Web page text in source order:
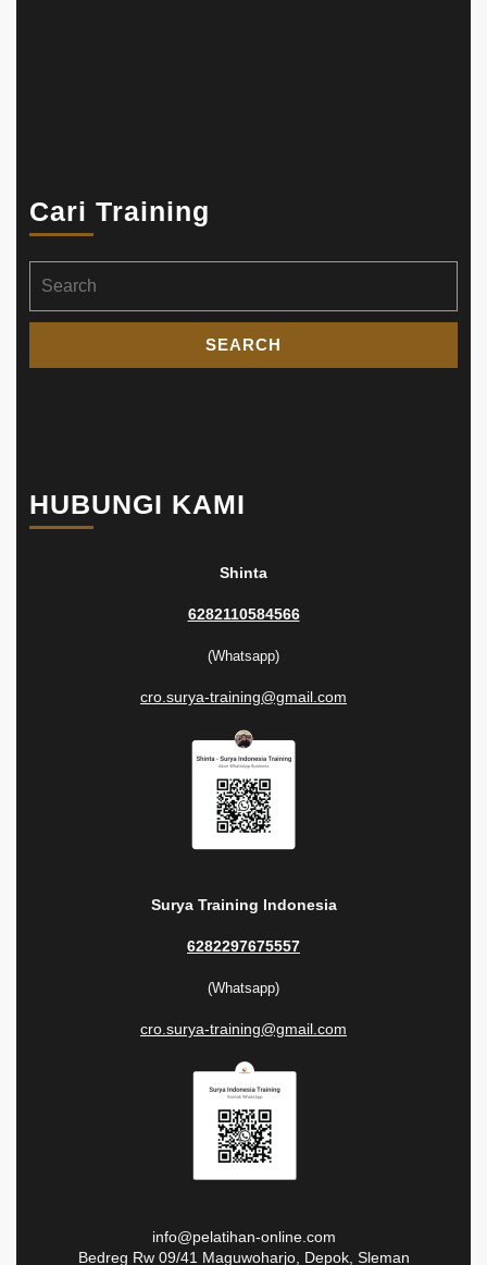
Cari Training
for:
HUBUNGI KAMI
Shinta
6282110584566
(Whatsapp)
cro.surya-training@gmail.com
Surya Training Indonesia
6282297675557
(Whatsapp)
cro.surya-training@gmail.com
info@pelatihan-online.com
Bedreg Rw 09/41 Maguwoharjo, Depok, Sleman